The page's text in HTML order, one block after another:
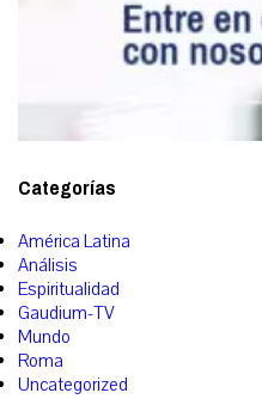
Categorías
América Latina
Análisis
Espiritualidad
Gaudium-TV
Mundo
Roma
Uncategorized